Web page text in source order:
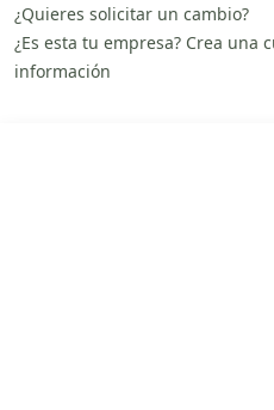
¿Quieres solicitar un cambio?
¿Es esta tu empresa? Crea
información